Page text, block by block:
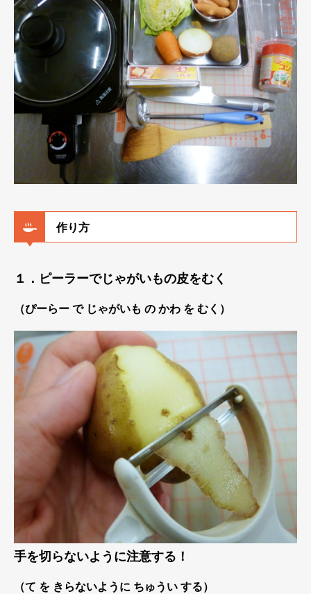
作り方
１．ピーラーでじゃがいもの皮をむく
（ぴーらー で じゃがいも の かわ を むく）
手を切らないように注意する！
（て を きらないように ちゅうい する）